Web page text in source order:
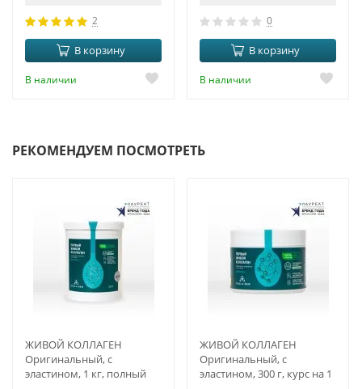
2
В корзину
В наличии
0
В корзину
В наличии
РЕКОМЕНДУЕМ ПОСМОТРЕТЬ
ЖИВОЙ КОЛЛАГЕН
Оригинальный, с
эластином, 1 кг, полный
ЖИВОЙ КОЛЛАГЕН
Оригинальный, с
эластином, 300 г, курс на 1